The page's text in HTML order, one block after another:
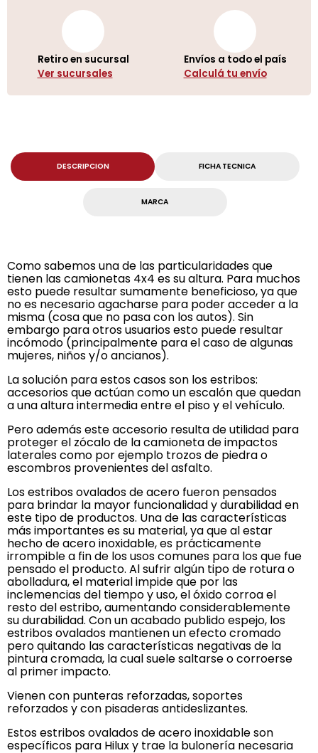
Retiro en sucursal
Ver sucursales
Envíos a todo el país
Calculá tu envío
DESCRIPCION FICHA TECNICA
MARCA
Como sabemos una de las particularidades que
tienen las camionetas 4x4 es su altura. Para muchos
esto puede resultar sumamente beneficioso, ya que
no es necesario agacharse para poder acceder a la
misma (cosa que no pasa con los autos). Sin
embargo para otros usuarios esto puede resultar
incómodo (principalmente para el caso de algunas
mujeres, niños y/o ancianos).
La solución para estos casos son los estribos:
accesorios que actúan como un escalón que quedan
a una altura intermedia entre el piso y el vehículo.
Pero además este accesorio resulta de utilidad para
proteger el zócalo de la camioneta de impactos
laterales como por ejemplo trozos de piedra o
escombros provenientes del asfalto.
Los estribos ovalados de acero fueron pensados
para brindar la mayor funcionalidad y durabilidad en
este tipo de productos. Una de las características
más importantes es su material, ya que al estar
hecho de acero inoxidable, es prácticamente
irrompible a fin de los usos comunes para los que fue
pensado el producto. Al sufrir algún tipo de rotura o
abolladura, el material impide que por las
inclemencias del tiempo y uso, el óxido corroa el
resto del estribo, aumentando considerablemente
su durabilidad. Con un acabado publido espejo, los
estribos ovalados mantienen un efecto cromado
pero quitando las características negativas de la
pintura cromada, la cual suele saltarse o corroerse
al primer impacto.
Vienen con punteras reforzadas, soportes
reforzados y con pisaderas antideslizantes.
Estos estribos ovalados de acero inoxidable son
específicos para Hilux y trae la bulonería necesaria